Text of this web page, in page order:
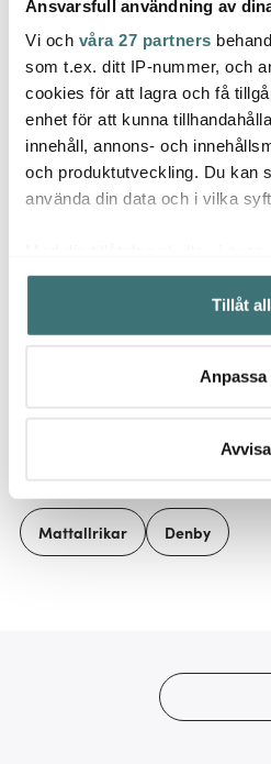
Ansvarsfull användning av
Vi och våra 27 partners
som t.ex. ditt IP-nummer, och
cookies för att lagra och få
enhet för att kunna
innehåll, annons- och
och produktutveckling. Du kan
använda din data och i vilka
Samla in information om
kan ha en noggrannhet på
Identifiera din enhet
Ta reda på mer om hur dina
Du kan ändra eller dra tillbaka
Vi använder cookies för att
ska anpassas efter det som vi
Tillåt
Anpassa
Avvisa
Denby
Halo Speckle
Pastatallrik 22 cm Grå
257 kr 429 kr
Få i lager
Låt dig inspireras
Mattallrikar Denby